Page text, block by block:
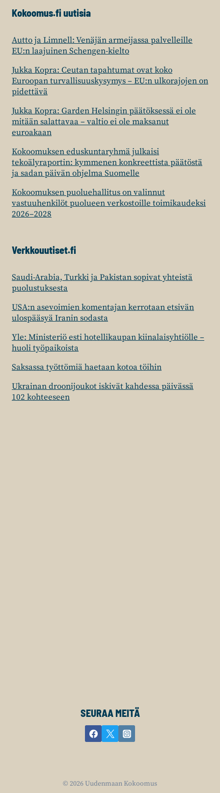
Kokoomus.fi uutisia
Autto ja Limnell: Venäjän armeijassa palvelleille
EU:n laajuinen Schengen-kielto
Jukka Kopra: Ceutan tapahtumat ovat koko
Euroopan turvallisuuskysymys – EU:n ulkorajojen on
pidettävä
Jukka Kopra: Garden Helsingin päätöksessä ei ole
mitään salattavaa – valtio ei ole maksanut
euroakaan
Kokoomuksen eduskuntaryhmä julkaisi
tekoälyraportin: kymmenen konkreettista päätöstä
ja sadan päivän ohjelma Suomelle
Kokoomuksen puoluehallitus on valinnut
vastuuhenkilöt puolueen verkostoille toimikaudeksi
2026–2028
Verkkouutiset.fi
Saudi-Arabia, Turkki ja Pakistan sopivat yhteistä
puolustuksesta
USA:n asevoimien komentajan kerrotaan etsivän
ulospääsyä Iranin sodasta
Yle: Ministeriö esti hotellikaupan kiinalaisyhtiölle –
huoli työpaikoista
Saksassa työttömiä haetaan kotoa töihin
Ukrainan droonijoukot iskivät kahdessa päivässä
102 kohteeseen
SEURAA MEITÄ
© 2026 Uudenmaan Kokoomus